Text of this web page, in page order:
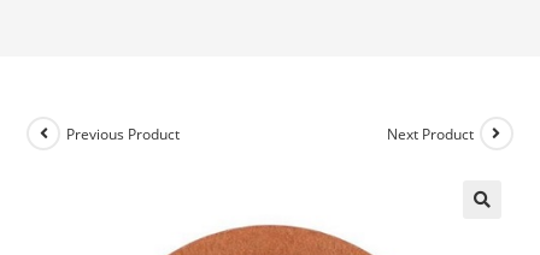
Previous Product Next Product